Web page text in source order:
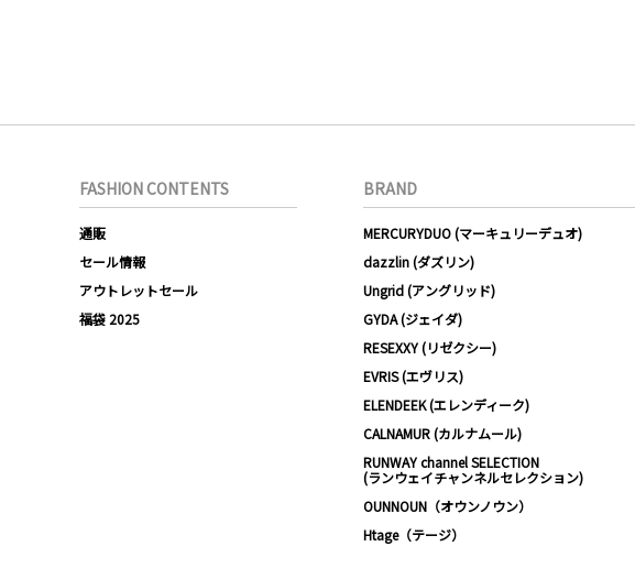
FASHION CONTENTS
通販
セール情報
アウトレットセール
福袋 2025
BRAND
MERCURYDUO (マーキュリーデュオ)
dazzlin (ダズリン)
Ungrid (アングリッド)
GYDA (ジェイダ)
RESEXXY (リゼクシー)
EVRIS (エヴリス)
ELENDEEK (エレンディーク)
CALNAMUR (カルナムール)
RUNWAY channel SELECTION
(ランウェイチャンネルセレクション)
OUNNOUN（オウンノウン）
Htage（テージ）